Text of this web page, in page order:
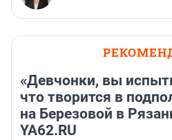
«Девчонки, вы
что творится в
на Березовой в
YA62.RU